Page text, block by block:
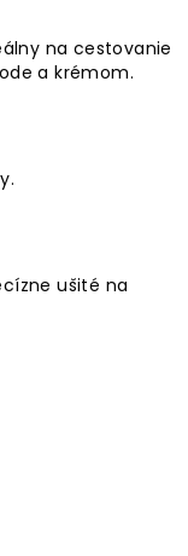
na cestovanie
a krémom.
ušité na